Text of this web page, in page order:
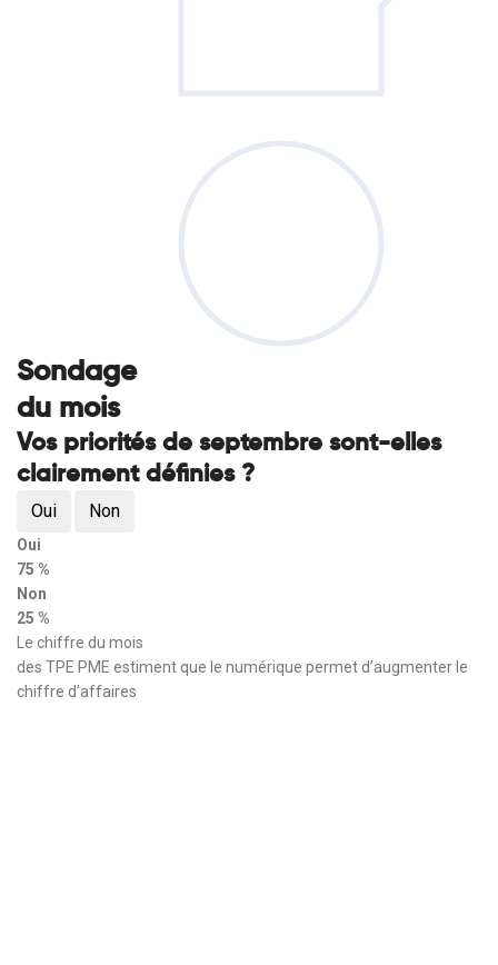
Sondage
du mois
Vos priorités de septembre sont-elles
clairement définies ?
Oui Non
Oui
75 %
Non
25 %
Le chiffre du mois
des TPE PME estiment que le numérique permet d’augmenter le
chiffre d’affaires